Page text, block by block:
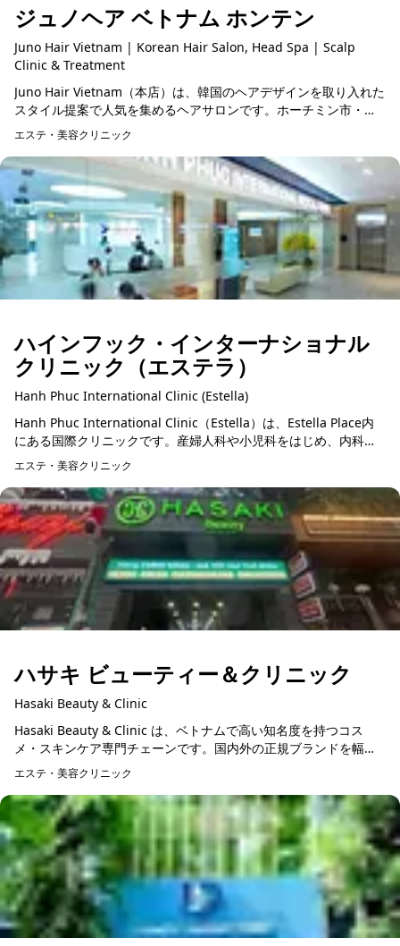
ジュノヘア ベトナム ホンテン
Juno Hair Vietnam | Korean Hair Salon, Head Spa | Scalp
Clinic & Treatment
Juno Hair Vietnam（本店）は、韓国のヘアデザインを取り入れた
スタイル提案で人気を集めるヘアサロンです。ホーチミン市・タ
オディエンエリアに店舗を構え、韓国人をはじめ、多くの外国人
や...
エステ・美容クリニック
ハインフック・インターナショナル
クリニック（エステラ）
Hanh Phuc International Clinic (Estella)
Hanh Phuc International Clinic（Estella）は、Estella Place内
にある国際クリニックです。産婦人科や小児科をはじめ、内科、
健康診断、予防接種など幅広...
エステ・美容クリニック
ハサキ ビューティー＆クリニック
Hasaki Beauty & Clinic
Hasaki Beauty & Clinic は、ベトナムで高い知名度を持つコス
メ・スキンケア専門チェーンです。国内外の正規ブランドを幅広
く取り扱っており、スキンケア、メイクアップ、ヘアケア、ボ...
エステ・美容クリニック